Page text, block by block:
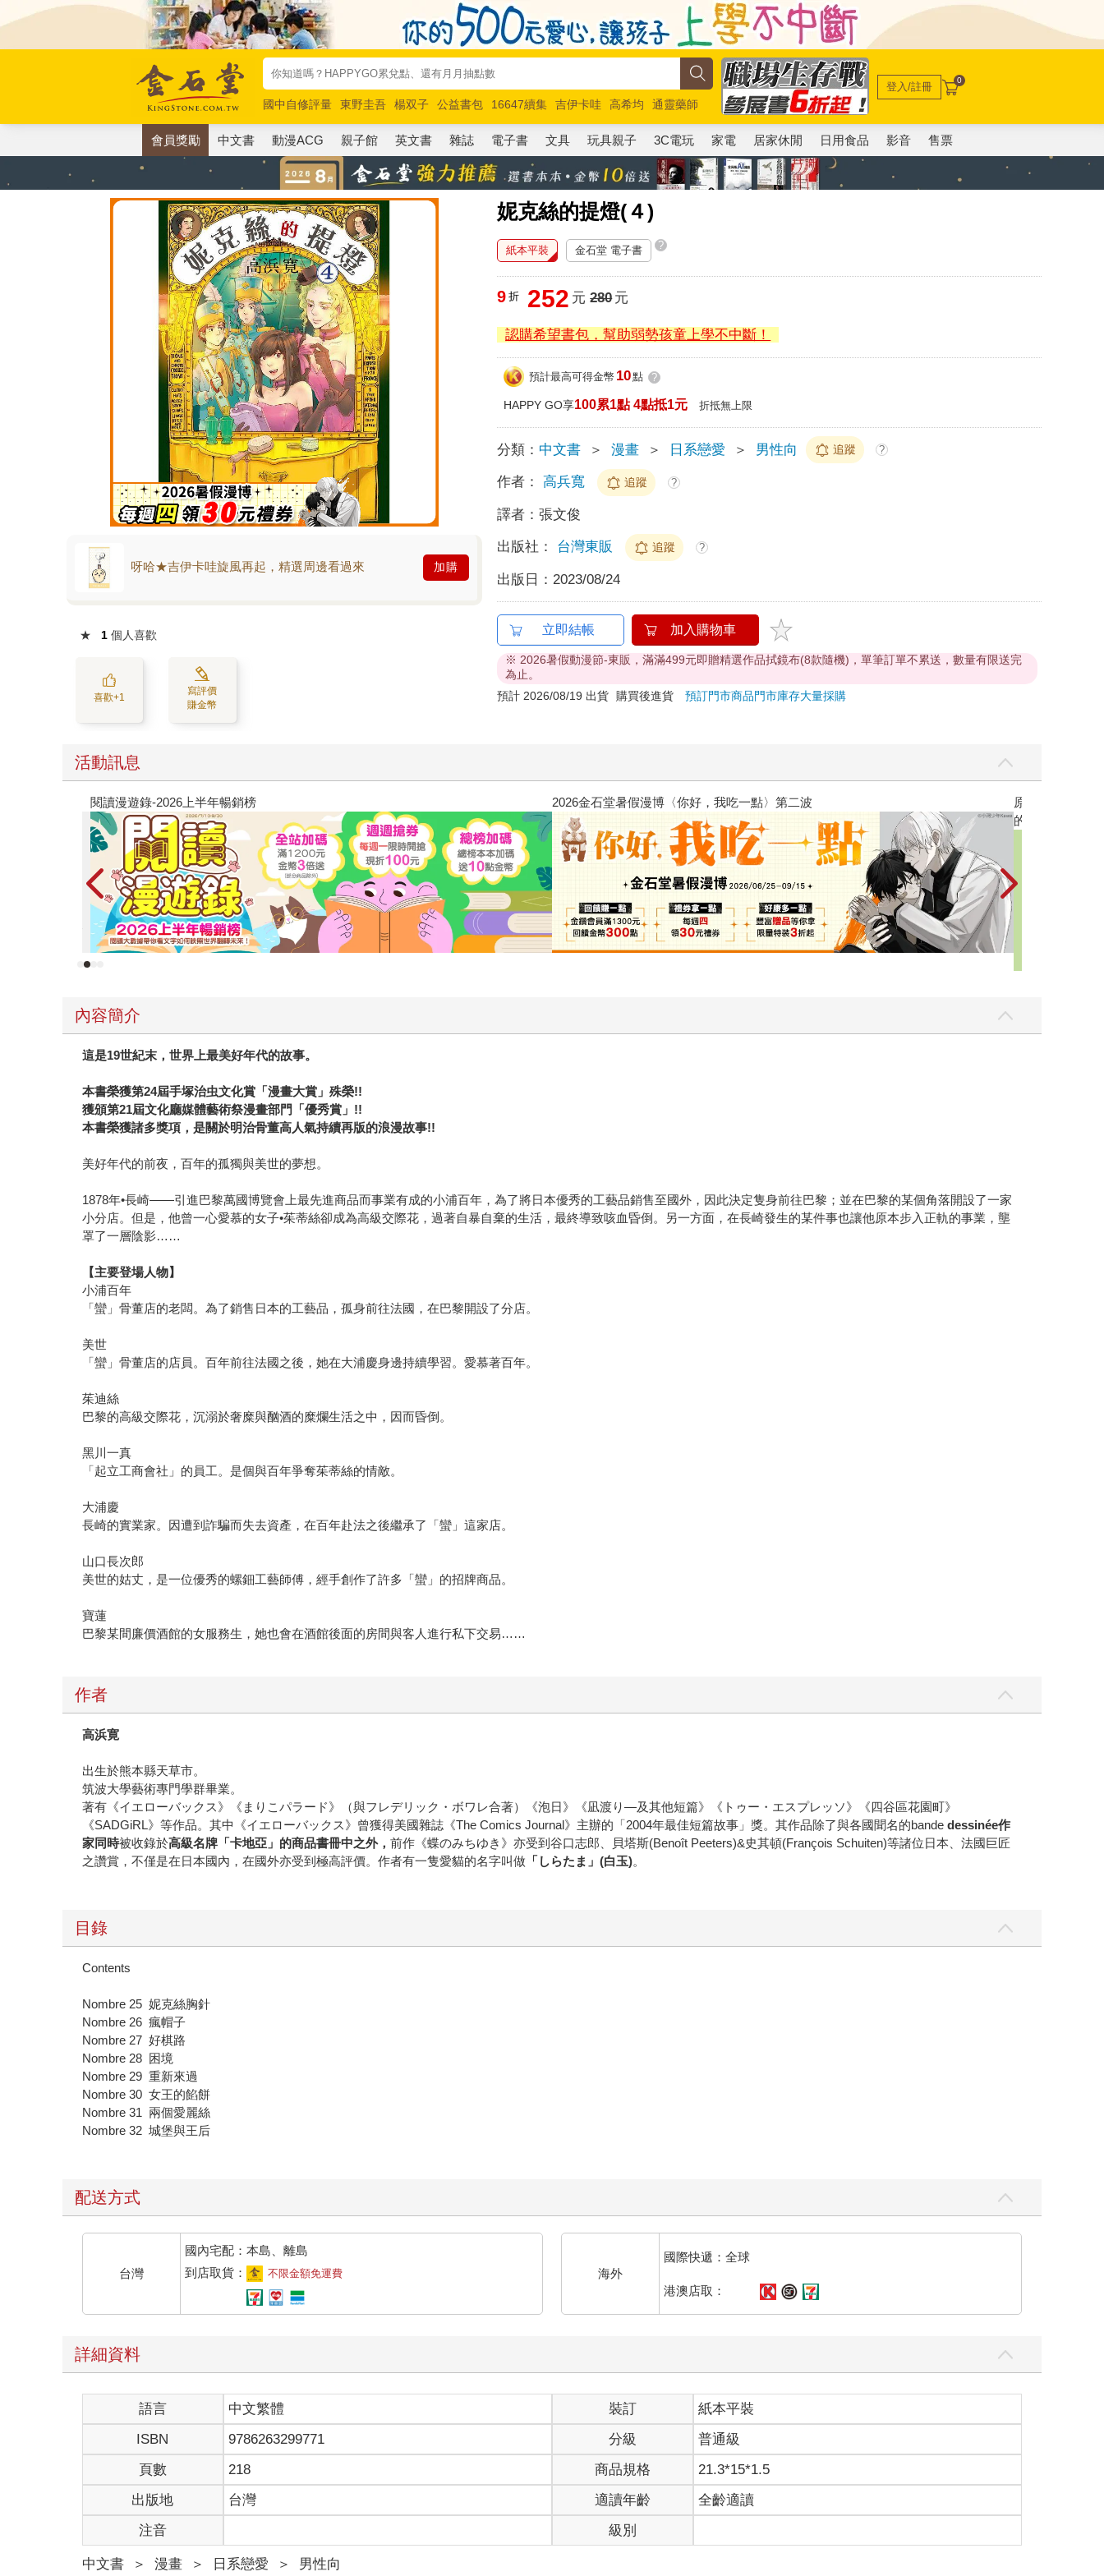
國中自修評量 東野圭吾 楊双子 公益書包 16647續集 吉伊卡哇 高希均
通靈藥師
唯紅花綻放
奧德賽 路邊攤新作 馬斯克 玩具總動員5 超慢跑
登入/註冊 0
會員獎勵 中文書 動漫ACG 親子館 英文書 雜誌 電子書 文具 玩具親子 3C電玩 家電 居家休閒 日用食品 影音 售票
妮克絲的提燈(４)
呀哈★吉伊卡哇旋風再起，精選周邊看過來 加購
★ 1 個人喜歡
喜歡+1
寫評價
賺金幣
紙本平裝 金石堂 電子書 ?
9 折 252 元 280元
認購希望書包，幫助弱勢孩童上學不中斷！
預計最高可得金幣 10點 ?
HAPPY GO享100累1點 4點抵1元 折抵無上限
分類： 中文書 ＞ 漫畫 ＞ 日系戀愛 ＞ 男性向 追蹤 ?
作者： 高兵寬 追蹤 ?
譯者：張文俊
出版社： 台灣東販 追蹤 ?
出版日： 2023/08/24
立即結帳 加入購物車
※ 2026暑假動漫節-東販，滿滿499元即贈精選作品拭鏡布(8款隨機)，單筆訂單不累送，數量有限送完
為止。
預計 2026/08/19 出貨
購買後進貨預訂門市商品門市庫存大量採購
活動訊息
原本只是跟全校第一美少女商量彼此摯友的戀愛煩惱，不知不覺間她竟成為我最親近
的存在（１）
攻殼機動隊 (1995) 4K數位修復版 黃色書刊回來
內容簡介
這是19世紀末，世界上最美好年代的故事。
本書榮獲第24屆手塚治虫文化賞「漫畫大賞」殊榮!!
獲頒第21屆文化廳媒體藝術祭漫畫部門「優秀賞」!!
本書榮獲諸多獎項，是關於明治骨董高人氣持續再版的浪漫故事!!
美好年代的前夜，百年的孤獨與美世的夢想。
1878年•長崎――引進巴黎萬國博覽會上最先進商品而事業有成的小浦百年，為了將日本優秀的工藝品銷售至國外，因此決定隻身前往巴黎；並在巴黎的某個角落開設了一家
小分店。但是，他曾一心愛慕的女子•茱蒂絲卻成為高級交際花，過著自暴自棄的生活，最終導致咳血昏倒。另一方面，在長崎發生的某件事也讓他原本步入正軌的事業，壟
罩了一層陰影……
【主要登場人物】
小浦百年
「蠻」骨董店的老闆。為了銷售日本的工藝品，孤身前往法國，在巴黎開設了分店。
美世
「蠻」骨董店的店員。百年前往法國之後，她在大浦慶身邊持續學習。愛慕著百年。
茱迪絲
巴黎的高級交際花，沉溺於奢糜與酗酒的糜爛生活之中，因而昏倒。
黑川一真
「起立工商會社」的員工。是個與百年爭奪茱蒂絲的情敵。
大浦慶
長崎的實業家。因遭到詐騙而失去資產，在百年赴法之後繼承了「蠻」這家店。
山口長次郎
美世的姑丈，是一位優秀的螺鈿工藝師傅，經手創作了許多「蠻」的招牌商品。
寶蓮
巴黎某間廉價酒館的女服務生，她也會在酒館後面的房間與客人進行私下交易……
作者
高浜寛
出生於熊本縣天草市。
筑波大學藝術專門學群畢業。
著有《イエローバックス》《まりこパラード》（與フレデリック・ボワレ合著）《泡日》《凪渡り―及其他短篇》《トゥー・エスプレッソ》《四谷區花園町》
《SADGiRL》等作品。其中《イエローバックス》曾獲得美國雜誌《The Comics Journal》主辦的「2004年最佳短篇故事」獎。其作品除了與各國聞名的bande dessinée作
家同時被收錄於高級名牌「卡地亞」的商品書冊中之外，前作《蝶のみちゆき》亦受到谷口志郎、貝塔斯(Benoît Peeters)&史其頓(François Schuiten)等諸位日本、法國巨匠
之讚賞，不僅是在日本國內，在國外亦受到極高評價。作者有一隻愛貓的名字叫做 「しらたま」(白玉)。
目錄
Contents
Nombre 25 妮克絲胸針
Nombre 26 瘋帽子
Nombre 27 好棋路
Nombre 28 困境
Nombre 29 重新來過
Nombre 30 女王的餡餅
Nombre 31 兩個愛麗絲
Nombre 32 城堡與王后
配送方式
台灣
國內宅配：本島、離島
到店取貨：
不限金額免運費 海外
國際快遞：全球
港澳店取：
詳細資料
語言 中文繁體 裝訂
紙本平裝
ISBN
9786263299771 分級
普通級
頁數
218 商品規格
21.3*15*1.5
出版地
台灣 適讀年齡
全齡適讀
注音
級別
中文書 ＞ 漫畫 ＞ 日系戀愛 ＞ 男性向